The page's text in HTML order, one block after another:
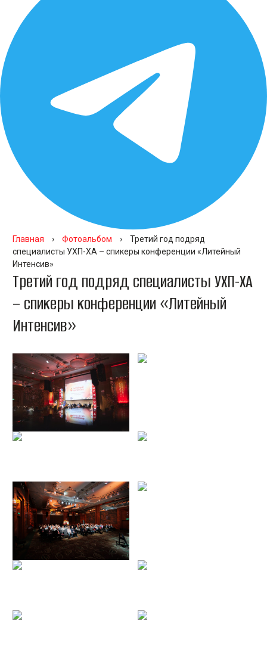
Главная › Фотоальбом ›
Третий год подряд
специалисты УХП-ХА – спикеры конференции «Литейный
Интенсив»
Третий год подряд специалисты УХП-ХА
– спикеры конференции «Литейный
Интенсив»